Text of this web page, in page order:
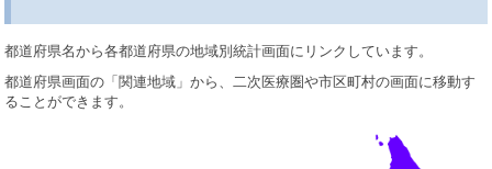
都道府県名から各都道府県の地域別統計画面にリンクしています。
都道府県画面の「関連地域」から、二次医療圏や市区町村の画面に移動す
ることができます。